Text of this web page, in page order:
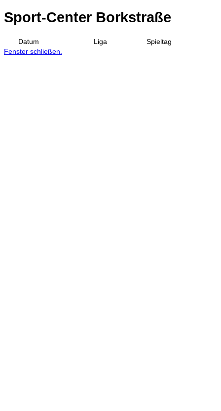
Sport-Center Borkstraße
Datum Liga
Spieltag
Fenster schließen.